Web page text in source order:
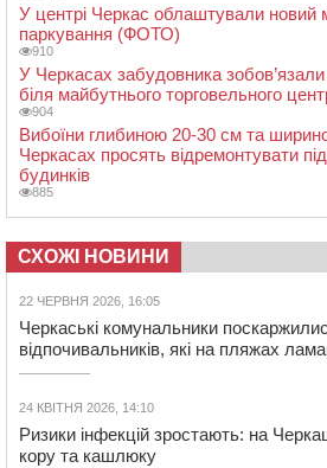
У центрі Черкас облаштували новий
паркування (ФОТО)
910
У Черкасах забудовника
біля майбутнього торговельного
904
Вибоїни глибиною 20-30 см та
Черкасах просять відремонтувати
будинків
885
СХОЖІ НОВИНИ
22 ЧЕРВНЯ 2026, 16:05
Черкаські комунальники
відпочивальників, які на пляжах
24 КВІТНЯ 2026, 14:10
Ризики інфекцій зростають: на
кору та кашлюку